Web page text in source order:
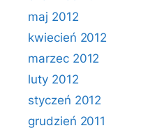
maj 2012
kwiecień 2012
marzec 2012
luty 2012
styczeń 2012
grudzień 2011